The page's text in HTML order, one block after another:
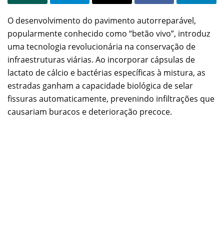
O desenvolvimento do pavimento autorreparável,
popularmente conhecido como “betão vivo”, introduz
uma tecnologia revolucionária na conservação de
infraestruturas viárias. Ao incorporar cápsulas de
lactato de cálcio e bactérias específicas à mistura, as
estradas ganham a capacidade biológica de selar
fissuras automaticamente, prevenindo infiltrações que
causariam buracos e deterioração precoce.